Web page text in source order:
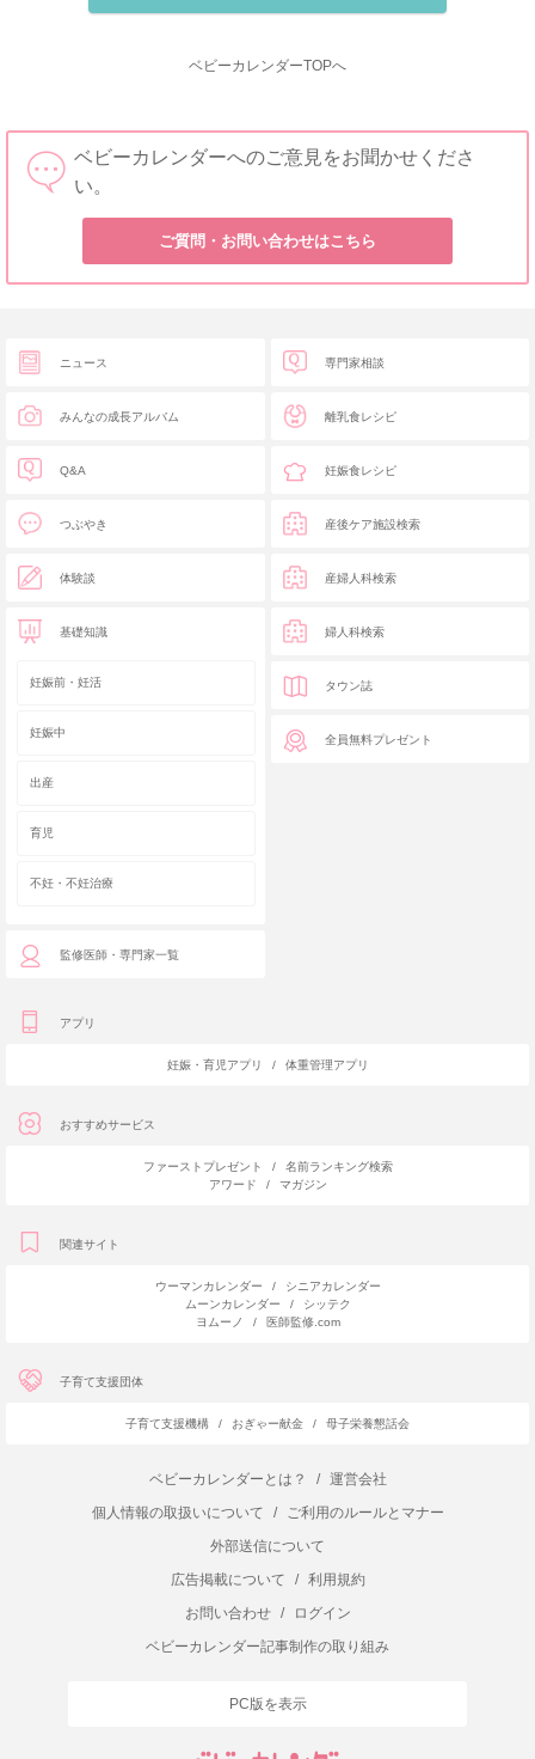
ベビーカレンダーTOPへ
ベビーカレンダーへのご意見をお聞かせくださ
い。
ご質問・お問い合わせはこちら
ニュース
みんなの成長アルバム
Q&A
つぶやき
体験談
基礎知識
妊娠前・妊活
妊娠中
出産
育児
不妊・不妊治療
監修医師・専門家一覧
専門家相談
離乳食レシピ
妊娠食レシピ
産後ケア施設検索
産婦人科検索
婦人科検索
タウン誌
全員無料プレゼント
アプリ
妊娠・育児アプリ / 体重管理アプリ
おすすめサービス
ファーストプレゼント /
名前ランキング検索
アワード
/ マガジン
関連サイト
ウーマンカレンダー /
シニアカレンダー
ムーンカレンダー
/
シッテク
ヨムーノ
/ 医師監修.com
子育て支援団体
子育て支援機構 / おぎゃー献金 / 母子栄養懇話会
ベビーカレンダーとは？ /
運営会社
個人情報の取扱いについて
/
ご利用のルールとマナー
外部送信について
広告掲載について
/
利用規約
お問い合わせ
/
ログイン
ベビーカレンダー記事制作の取り組み
PC版を表示